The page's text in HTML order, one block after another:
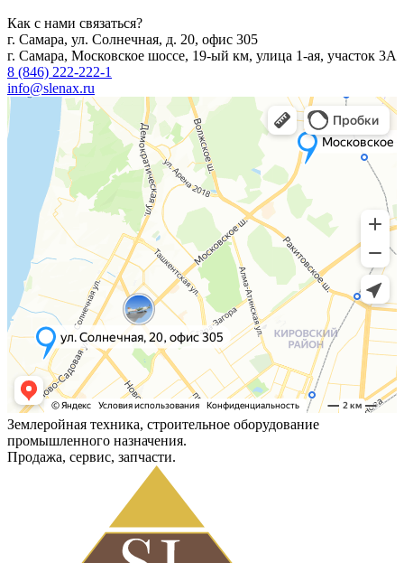
Как с нами связаться?
г. Самара, ул. Солнечная, д. 20, офис 305
г. Самара, Московское шоссе, 19-ый км, улица 1-ая, участок 3А
8 (846) 222-222-1
info@slenax.ru
Землеройная техника, строительное оборудование
промышленного назначения.
Продажа, сервис, запчасти.